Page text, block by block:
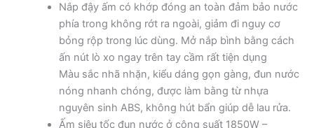
Nắp đậy ấm có khớp đóng an toàn đảm bảo nước
phía trong không rớt ra ngoài, giảm đi nguy cơ
bỏng rộp trong lúc dùng. Mở nắp bình bằng cách
ấn nút lò xo ngay trên tay cầm rất tiện dụng
Màu sắc nhã nhặn, kiểu dáng gọn gàng, đun nước
nóng nhanh chóng, được làm bằng từ nhựa
nguyên sinh ABS, không hút bẩn giúp dễ lau rửa.
Ấm siêu tốc đun nước ở công suất 1850W –